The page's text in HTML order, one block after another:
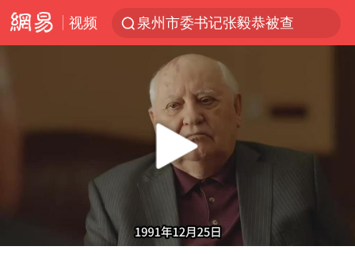
视频
泉州市委书记张毅恭被查
Play